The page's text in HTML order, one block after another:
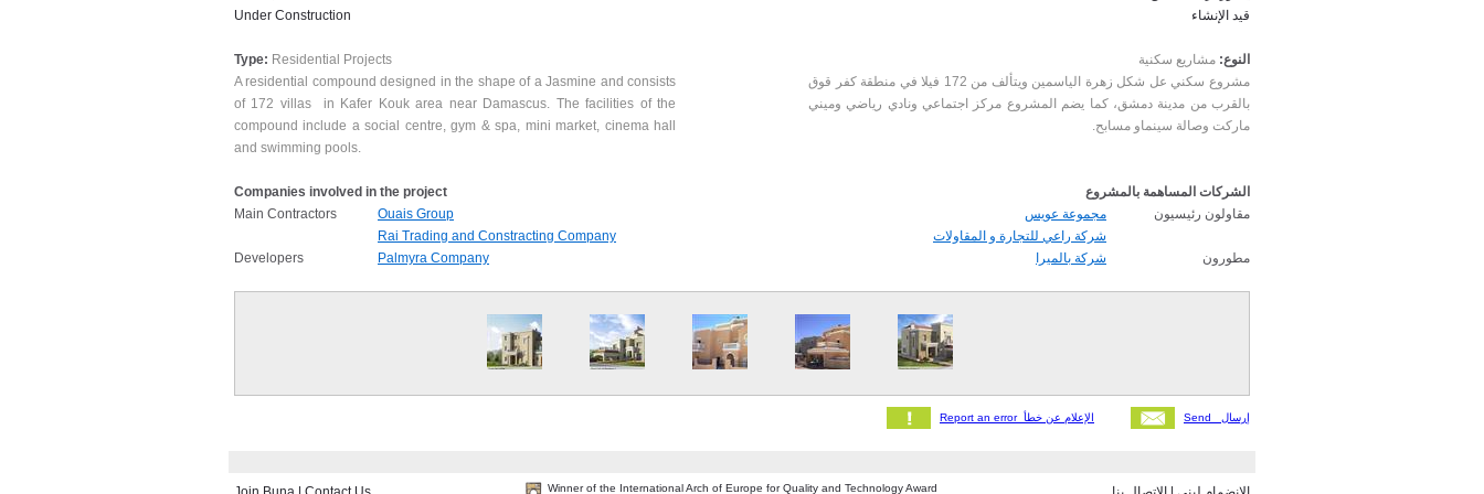
Under Construction
قيد الإنشاء
Type: Residential Projects
A residential compound designed in the shape of a Jasmine and consists
of 172 villas in Kafer Kouk area near Damascus. The facilities of the
compound include a social centre, gym & spa, mini market, cinema hall
and swimming pools.
النوع: مشاريع سكنية
مشروع سكني عل شكل زهرة الياسمين ويتألف من 172 فيلا في منطقة كفر قوق
بالقرب من مدينة دمشق، كما يضم المشروع مركز اجتماعي ونادي رياضي وميني
ماركت وصالة سينماو مسابح.
Companies involved in the project
Main Contractors
Ouais Group
Rai Trading and Constracting Company
Developers
Palmyra Company
الشركات المساهمة بالمشروع
مقاولون رئيسيون
مجموعة عويس
شركة راعي للتجارة و المقاولات
مطورون
شركة بالميرا
Report an error الإعلام عن خطأ Send إرسال
Winner of the International Arch of Europe for Quality and Technology Award